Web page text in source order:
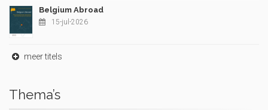
Belgium Abroad
15-jul-2026
meer titels
Thema’s